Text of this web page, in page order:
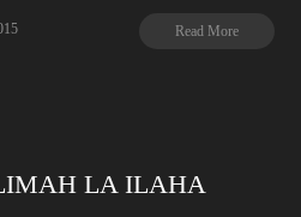
Read More
LA ILAHA